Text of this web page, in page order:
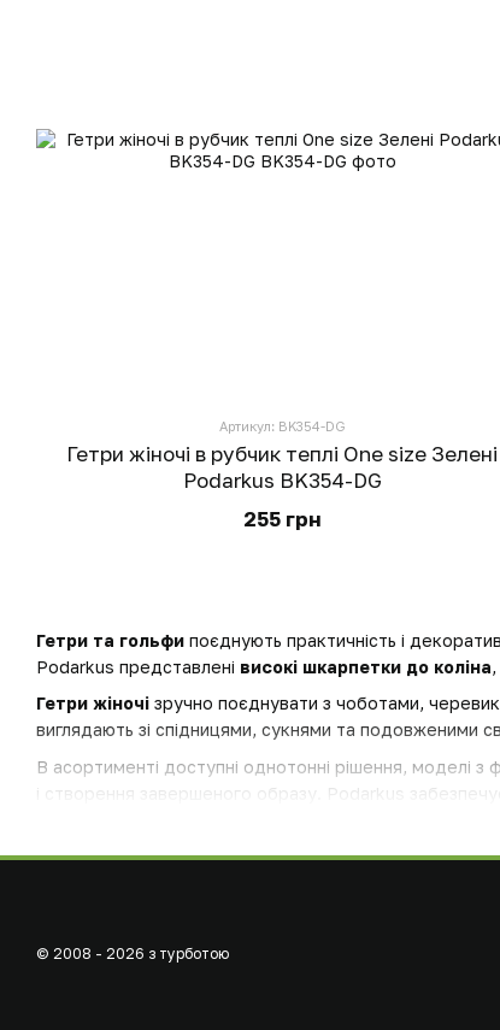
Гетри та гольфи поєднують практичність і
Podarkus представлені високі шкарпетки до коліна
Гетри жіночі зручно поєднувати з чоботами,
виглядають зі спідницями, сукнями та подовженими
В асортименті доступні однотонні рішення, моделі
і створення завершеного образу. Podarkus
Артикул: BK354-DG
Гетри жіночі в рубчик теплі One size Зелені
Podarkus BK354-DG
255 грн
© 2008 - 2026 з турботою